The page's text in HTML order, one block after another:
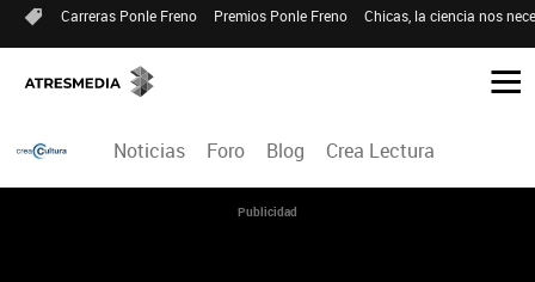
Carreras Ponle Freno Premios Ponle Freno Chicas, la ciencia nos
Noticias Foro Blog Crea Lectura
Publicidad